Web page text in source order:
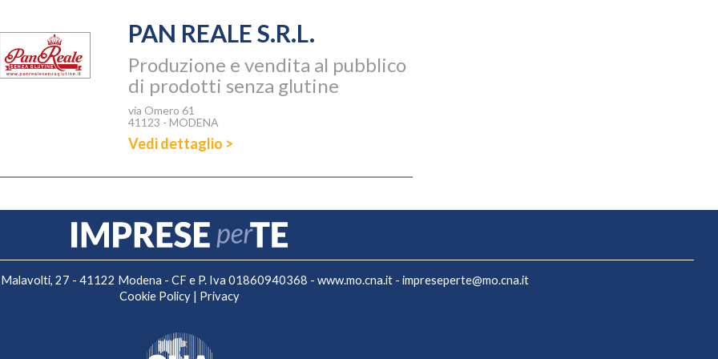
PAN REALE S.R.L.
Produzione e vendita al pubblico
di prodotti senza glutine
via Omero 61
41123 - MODENA
Vedi dettaglio >
Malavolti, 27 - 41122 Modena - CF e P. Iva 01860940368 - www.mo.cna.it - impreseperte@mo.cna.it
Cookie Policy | Privacy